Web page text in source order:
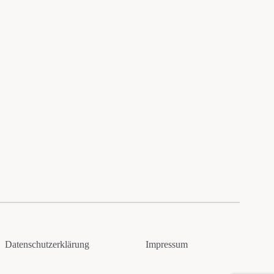
Datenschutzerklärung Impressum